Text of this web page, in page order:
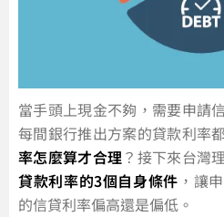
當手頭上現金不夠，需要申請
每間銀行推出方案的貸款利率
率怎麼算才合理？接下來台灣
貸款利率的3個自身條件 ，讓
的信貸利率偏高還是偏低。